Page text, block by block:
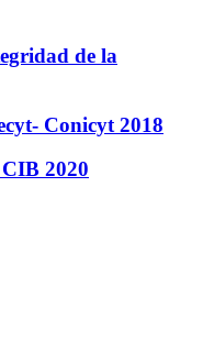
de la
Conicyt 2018
2020